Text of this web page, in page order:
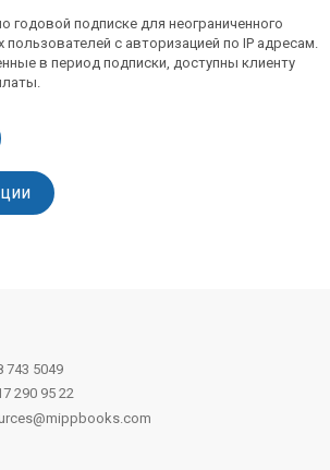
годовой подписке для неограниченного
с авторизацией по IP адресам.
в период подписки, доступны клиенту
743 5049
290 95 22